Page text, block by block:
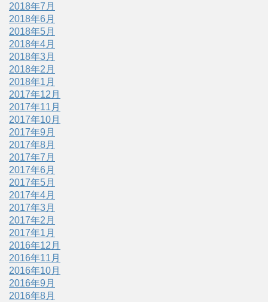
2018年7月
2018年6月
2018年5月
2018年4月
2018年3月
2018年2月
2018年1月
2017年12月
2017年11月
2017年10月
2017年9月
2017年8月
2017年7月
2017年6月
2017年5月
2017年4月
2017年3月
2017年2月
2017年1月
2016年12月
2016年11月
2016年10月
2016年9月
2016年8月